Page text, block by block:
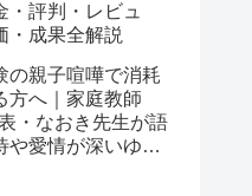
・評判・レビュ
・成果全解説
の親子喧嘩で消耗
方へ｜家庭教師
・なおき先生が語
や愛情が深いゆえ